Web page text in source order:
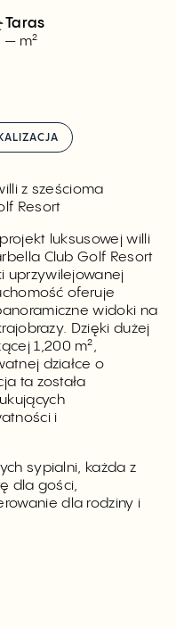
Taras
— m²
z sześcioma
Resort
luksusowej willi
Club Golf Resort
uprzywilejowanej
oferuje
widoki na
Dzięki dużej
1,200 m²,
działce o
ta została
i
sypialni, każda z
dla gości,
dla rodziny i